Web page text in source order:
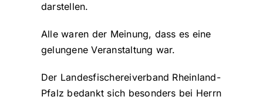
darstellen.
Alle waren der Meinung, dass es eine
gelungene Veranstaltung war.
Der Landesfischereiverband Rheinland-
Pfalz bedankt sich besonders bei Herrn